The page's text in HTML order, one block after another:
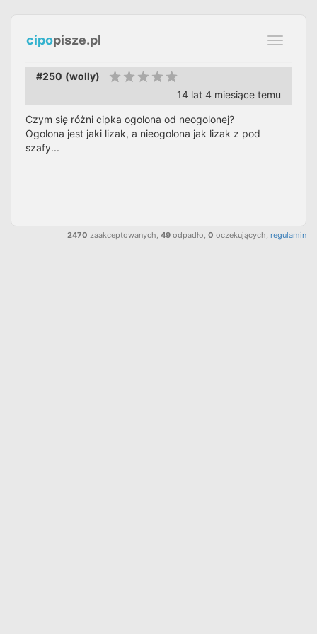
Toggle
cipopisze.pl
#250 (wolly)
14 lat 4 miesiące temu
Czym się różni cipka ogolona od neogolonej?
Ogolona jest jaki lizak, a nieogolona jak lizak z pod
szafy...
2470 zaakceptowanych, 49 odpadło, 0 oczekujących, regulamin